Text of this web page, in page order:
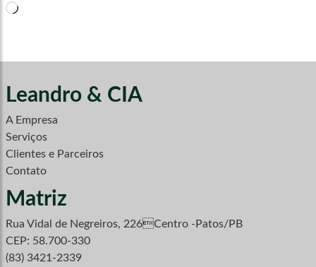
Carregando...
Leandro & CIA
A Empresa
Serviços
Clientes e Parceiros
Contato
Matriz
Rua Vidal de Negreiros, 226Centro -Patos/PB
CEP: 58.700-330
(83) 3421-2339